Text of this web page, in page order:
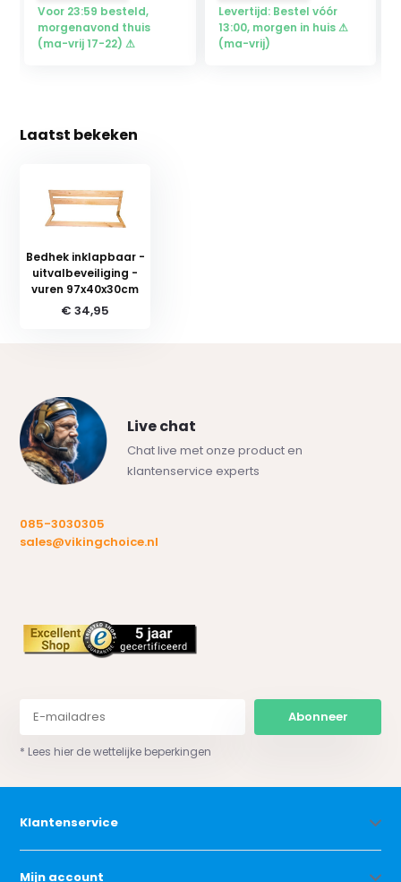
Voor 23:59 besteld,
morgenavond thuis
(ma-vrij 17-22) ⚠
Levertijd: Bestel vóór
13:00, morgen in huis ⚠
(ma-vrij)
Laatst bekeken
Bedhek inklapbaar -
uitvalbeveiliging -
vuren 97x40x30cm
€ 34,95
Live chat
Chat live met onze product en
klantenservice experts
085-3030305
sales@vikingchoice.nl
Abonneer
* Lees hier de wettelijke beperkingen
Klantenservice
Mijn account